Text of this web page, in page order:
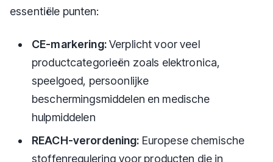
essentiële punten:
CE-markering:Verplicht voor veel
productcategorieën zoals elektronica,
speelgoed, persoonlijke
beschermingsmiddelen en medische
hulpmiddelen
REACH-verordening: Europese chemische
stoffenregulering voor producten die in